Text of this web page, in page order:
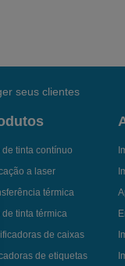
seus clientes
de tinta contínuo
a laser
térmica
de tinta térmica
de caixas
de etiquetas